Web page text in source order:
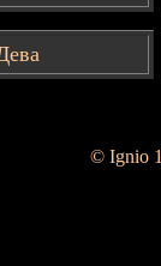
© Ignio